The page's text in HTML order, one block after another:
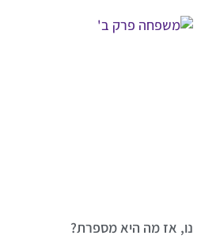
נו, אז מה היא מספרת?